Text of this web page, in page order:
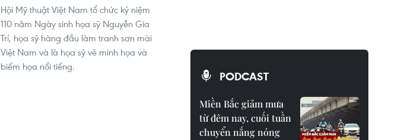
Hội Mỹ thuật Việt Nam tổ chức kỷ niệm
110 năm Ngày sinh họa sỹ Nguyễn Gia
Trí, họa sỹ hàng đầu làm tranh sơn mài
Việt Nam và là họa sỹ vẽ minh họa và
biếm họa nổi tiếng.
PODCAST
Miền Bắc giảm mưa
từ đêm nay, cuối tuần
chuyển nắng nóng